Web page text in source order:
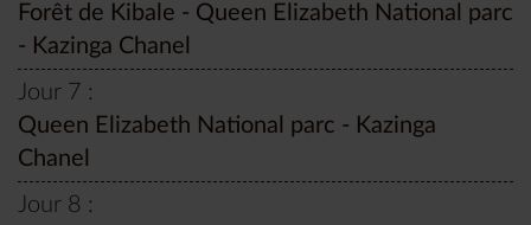
Forêt de Kibale - Queen Elizabeth National parc
- Kazinga Chanel
Jour 7 :
Queen Elizabeth National parc - Kazinga
Chanel
Jour 8 :